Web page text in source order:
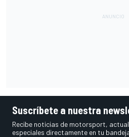
Suscríbete a nuestra
Recibe noticias de motorsport,
especiales directamente en tu